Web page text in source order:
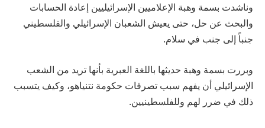
وناشدت بسمة وهبة الإعلاميين الإسرائيليين إعادة الحسابات
والبحث عن حل، حتى يعيش الشعبان الإسرائيلي والفلسطيني
جنباً إلى جنب في سلام.
وبررت بسمة وهبة حديثها باللغة العبرية بأنها تريد من الشعب
الإسرائيلي أن يفهم سبب تصرفات حكومة نتنياهو، وكيف يتسبب
ذلك في ضرر لهم وللفلسطينيين.